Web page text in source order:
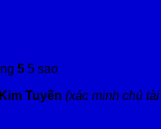
5 5 sao
Tuyến (xác minh chủ